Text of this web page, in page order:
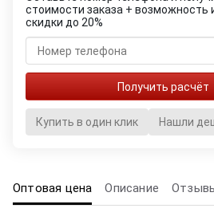
стоимости заказа + возможность
скидки до 20%
Купить в один клик Нашли
Оптовая цена Описание